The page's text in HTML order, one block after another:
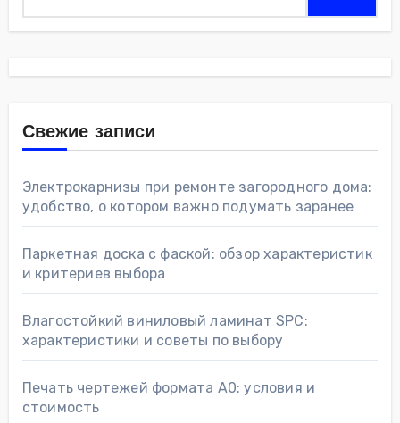
Свежие записи
Электрокарнизы при ремонте загородного дома:
удобство, о котором важно подумать заранее
Паркетная доска с фаской: обзор характеристик
и критериев выбора
Влагостойкий виниловый ламинат SPC:
характеристики и советы по выбору
Печать чертежей формата А0: условия и
стоимость